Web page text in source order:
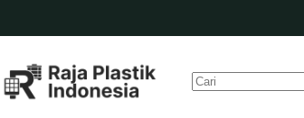
content